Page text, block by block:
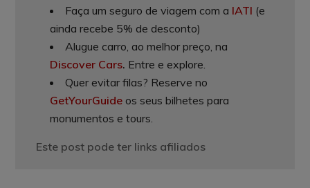
Faça um seguro de viagem com a IATI (e
ainda recebe 5% de desconto)
Alugue carro, ao melhor preço, na
Discover Cars. Entre e explore.
Quer evitar filas? Reserve no
GetYourGuide os seus bilhetes para
monumentos e tours.
Este post pode ter links afiliados